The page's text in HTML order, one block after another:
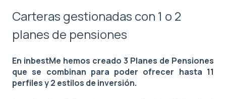
Carteras gestionadas con 1 o 2
planes de pensiones
En inbestMe hemos creado 3 Planes de Pensiones
que se combinan para poder ofrecer hasta 11
perfiles y 2 estilos de inversión.